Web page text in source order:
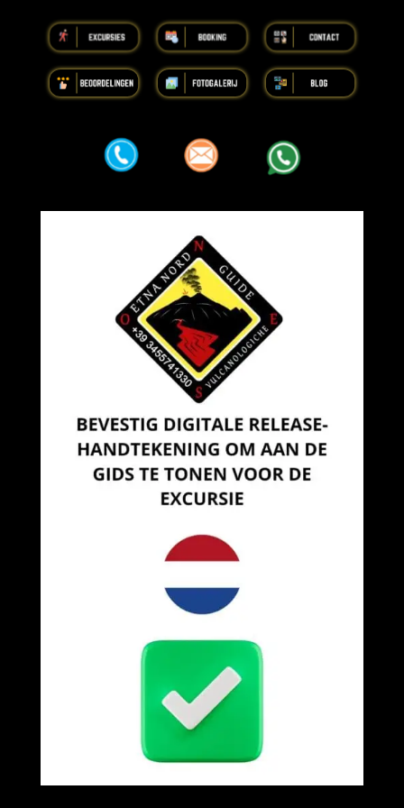
iiiiiiiiiiiiiiiiiiiiiiii iiiiiiiiiiiiiiiiiiiiiiii iiiiiiiiiiiiiiiiiiiiiiii
iiiiiiiiiiiiiiiiiiiiiiii iiiiiiiiiiiiiiiiiiiiiiii iiiiiiiiiiiiiiiiiiiiiiii
aaa aaa aaa